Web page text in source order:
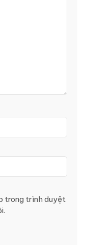
trong trình duyệt